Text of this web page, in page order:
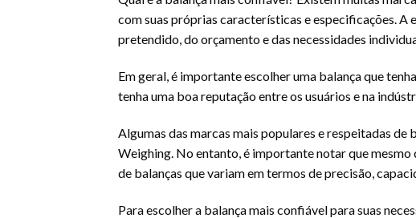
com suas próprias características e especificações. A
pretendido, do orçamento e das necessidades
Em geral, é importante escolher uma balança que
tenha uma boa reputação entre os usuários e na
Algumas das marcas mais populares e respeitadas
Weighing. No entanto, é importante notar que
de balanças que variam em termos de precisão,
Para escolher a balança mais confiável para suas